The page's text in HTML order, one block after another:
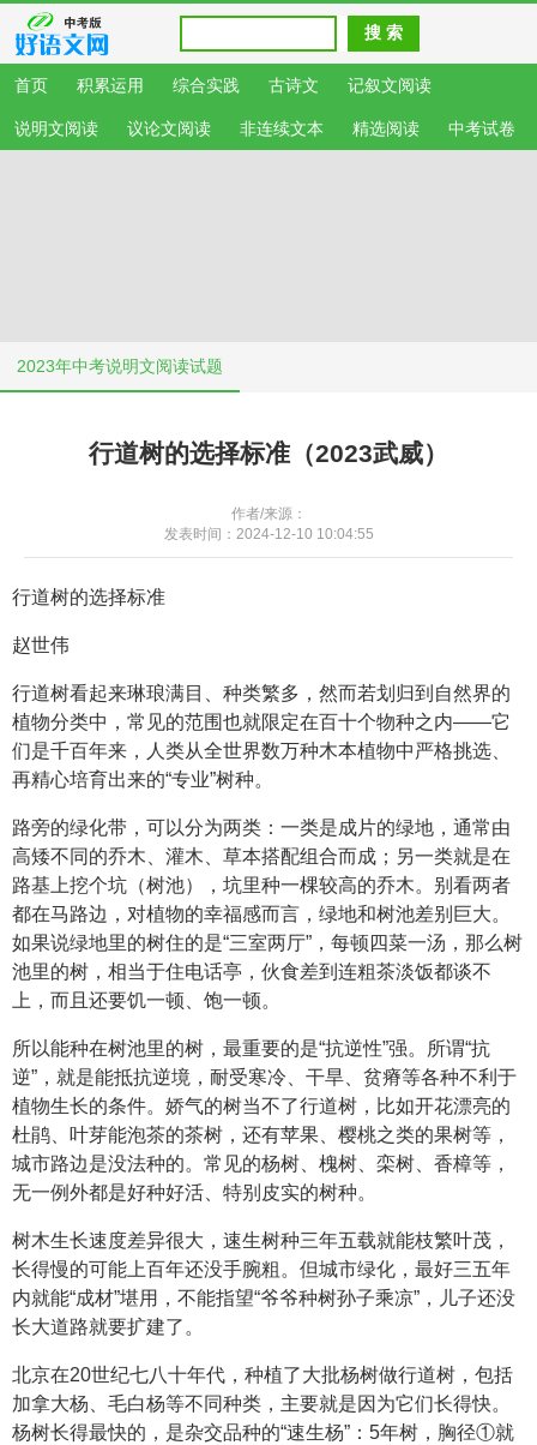
首页 积累运用 综合实践 古诗文 记叙文阅读
说明文阅读 议论文阅读 非连续文本 精选阅读 中考试卷
2023年中考说明文阅读试题
行道树的选择标准（2023武威）
作者/来源：
发表时间：2024-12-10 10:04:55
行道树的选择标准
赵世伟
行道树看起来琳琅满目、种类繁多，然而若划归到自然界的
植物分类中，常见的范围也就限定在百十个物种之内——它
们是千百年来，人类从全世界数万种木本植物中严格挑选、
再精心培育出来的“专业”树种。
路旁的绿化带，可以分为两类：一类是成片的绿地，通常由
高矮不同的乔木、灌木、草本搭配组合而成；另一类就是在
路基上挖个坑（树池），坑里种一棵较高的乔木。别看两者
都在马路边，对植物的幸福感而言，绿地和树池差别巨大。
如果说绿地里的树住的是“三室两厅”，每顿四菜一汤，那么树
池里的树，相当于住电话亭，伙食差到连粗茶淡饭都谈不
上，而且还要饥一顿、饱一顿。
所以能种在树池里的树，最重要的是“抗逆性”强。所谓“抗
逆”，就是能抵抗逆境，耐受寒冷、干旱、贫瘠等各种不利于
植物生长的条件。娇气的树当不了行道树，比如开花漂亮的
杜鹃、叶芽能泡茶的茶树，还有苹果、樱桃之类的果树等，
城市路边是没法种的。常见的杨树、槐树、栾树、香樟等，
无一例外都是好种好活、特别皮实的树种。
树木生长速度差异很大，速生树种三年五载就能枝繁叶茂，
长得慢的可能上百年还没手腕粗。但城市绿化，最好三五年
内就能“成材”堪用，不能指望“爷爷种树孙子乘凉”，儿子还没
长大道路就要扩建了。
北京在20世纪七八十年代，种植了大批杨树做行道树，包括
加拿大杨、毛白杨等不同种类，主要就是因为它们长得快。
杨树长得最快的，是杂交品种的“速生杨”：5年树，胸径①就